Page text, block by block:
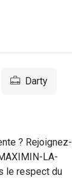
Darty
? Rejoignez-
LA-
le respect du